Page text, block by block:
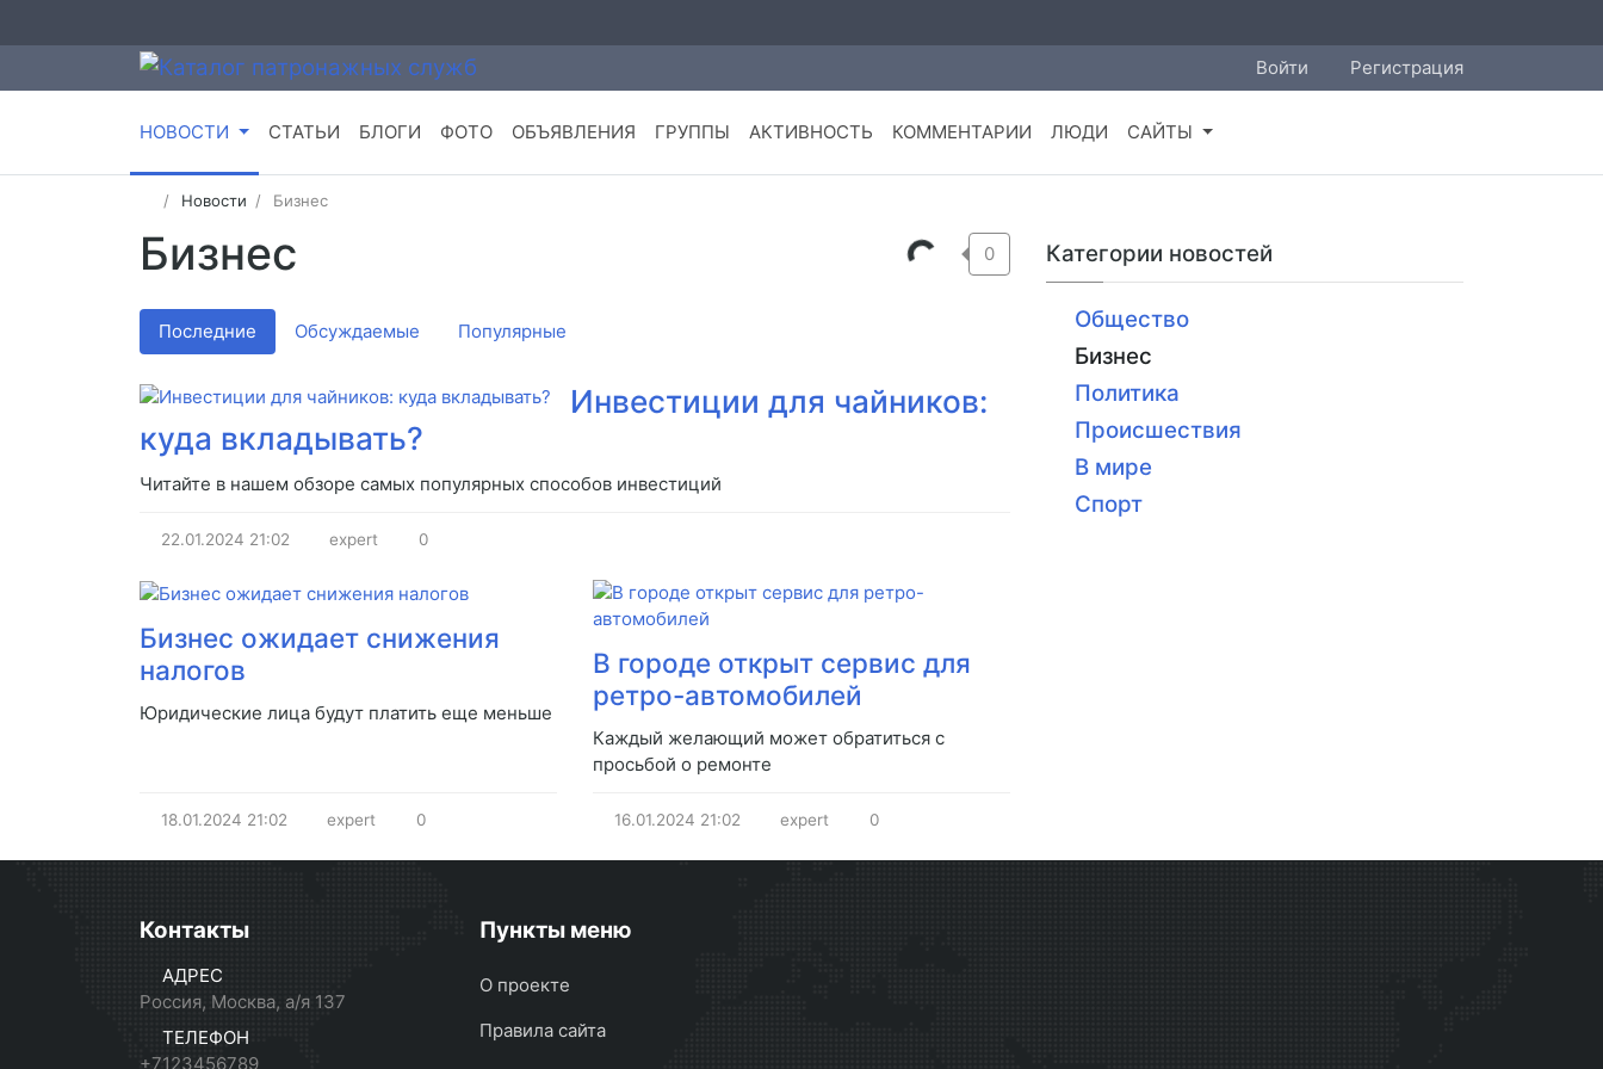
Войти Регистрация
НОВОСТИ СТАТЬИ БЛОГИ ФОТО ОБЪЯВЛЕНИЯ ГРУППЫ АКТИВНОСТЬ КОММЕНТАРИИ ЛЮДИ САЙТЫ
Новости Бизнес
Бизнес 0
Последние Обсуждаемые Популярные
Инвестиции для чайников:
куда вкладывать?
Читайте в нашем обзоре самых популярных способов инвестиций
22.01.2024 21:02 expert 0
Бизнес ожидает снижения
налогов
Юридические лица будут платить еще меньше
18.01.2024 21:02 expert 0
В городе открыт сервис для
ретро-автомобилей
Каждый желающий может обратиться с
просьбой о ремонте
16.01.2024 21:02 expert 0
Категории новостей
Общество
Бизнес
Политика
Происшествия
В мире
Спорт
Контакты
АДРЕС
Россия, Москва, а/я 137
ТЕЛЕФОН
+7123456789
Пункты меню
О проекте
Правила сайта